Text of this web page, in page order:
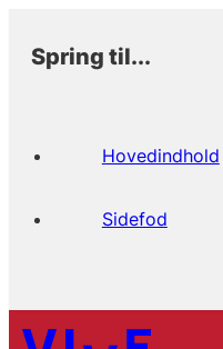
Spring til...
Hovedindhold
Sidefod